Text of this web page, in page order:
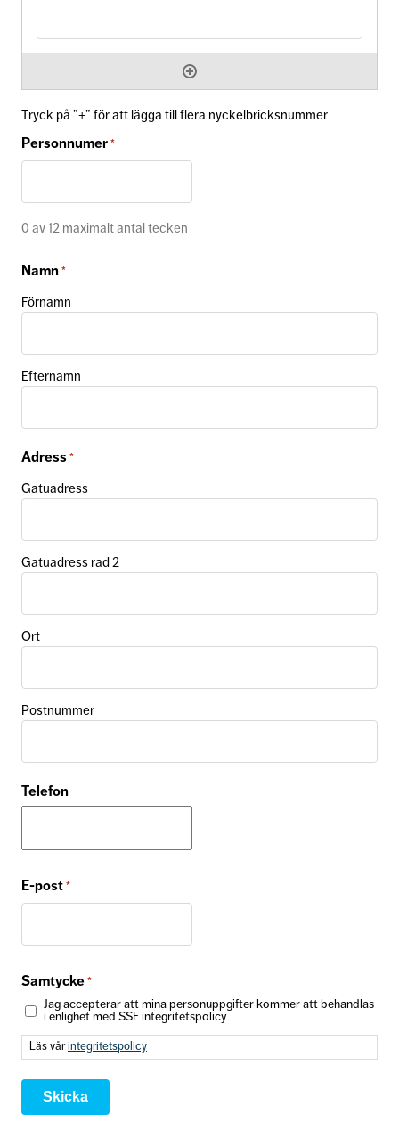
Tryck på ”+” för att lägga till flera nyckelbricksnummer.
Personnumer *
0 av 12 maximalt antal tecken
Namn *
Förnamn
Efternamn
Adress *
Gatuadress
Gatuadress rad 2
Ort
Postnummer
Telefon
E-post *
Samtycke *
Jag accepterar att mina personuppgifter kommer att behandlas
i enlighet med SSF integritetspolicy.
Läs vårintegritetspolicy